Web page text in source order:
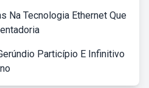
Na Tecnologia Ethernet Que
Particípio E Infinitivo